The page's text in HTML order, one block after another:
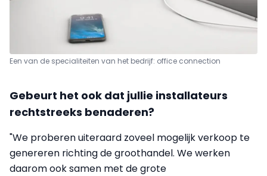
Een van de specialiteiten van het bedrijf: office connection
Gebeurt het ook dat jullie installateurs
rechtstreeks benaderen?
"We proberen uiteraard zoveel mogelijk verkoop te
genereren richting de groothandel. We werken
daarom ook samen met de grote